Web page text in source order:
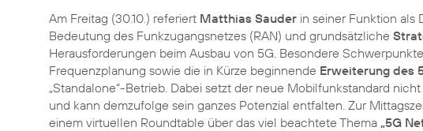
Am Freitag (30.10.) referiert Matthias Sauder in seiner Funktion als
Bedeutung des Funkzugangsnetzes (RAN) und grundsätzliche
Herausforderungen beim Ausbau von 5G. Besondere
Frequenzplanung sowie die in Kürze beginnende Erweiterung des
„Standalone“-Betrieb. Dabei setzt der neue Mobilfunkstandard
und kann demzufolge sein ganzes Potenzial entfalten. Zur
einem virtuellen Roundtable über das viel beachtete Thema „5G